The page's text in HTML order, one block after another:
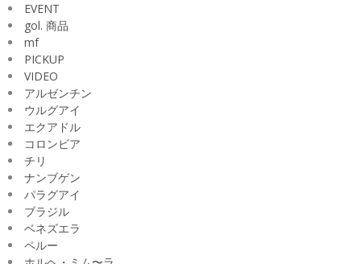
EVENT
gol. 商品
mf
PICKUP
VIDEO
アルゼンチン
ウルグアイ
エクアドル
コロンビア
チリ
ナンブゲン
パラグアイ
ブラジル
ベネズエラ
ペルー